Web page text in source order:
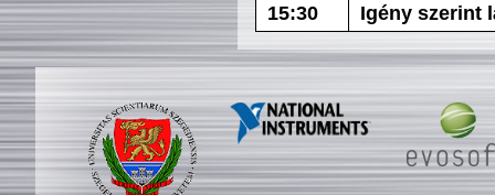
15:30
Igény szerint